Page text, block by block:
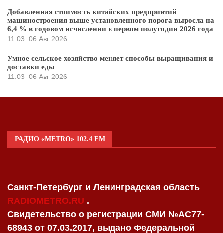
Добавленная стоимость китайских предприятий
машиностроения выше установленного порога выросла на
6,4 % в годовом исчислении в первом полугодии 2026 года
11:03 06 Авг 2026
Умное сельское хозяйство меняет способы выращивания и
доставки еды
11:03 06 Авг 2026
РАДИО «METRO» 102.4 FM
Санкт-Петербург и Ленинградская область
RADIOMETRO.RU .
Свидетельство о регистрации СМИ №AC77-
68943 от 07.03.2017, выдано Федеральной